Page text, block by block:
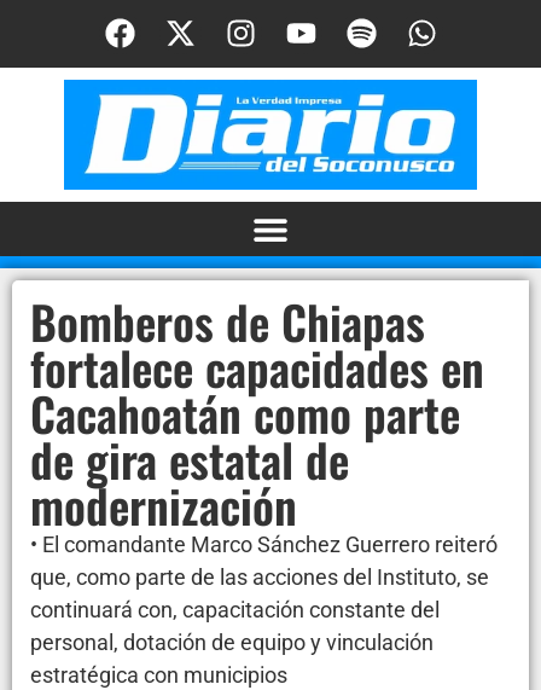
Bomberos de Chiapas
fortalece capacidades en
Cacahoatán como parte
de gira estatal de
modernización
• El comandante Marco Sánchez Guerrero reiteró
que, como parte de las acciones del Instituto, se
continuará con, capacitación constante del
personal, dotación de equipo y vinculación
estratégica con municipios